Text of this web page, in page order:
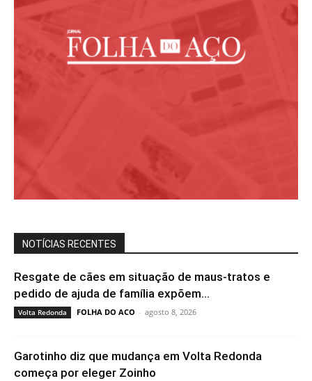
NOTÍCIAS RECENTES
Resgate de cães em situação de maus-tratos e
pedido de ajuda de família expõem...
Volta Redonda FOLHA DO ACO - agosto 8, 2026
Garotinho diz que mudança em Volta Redonda
começa por eleger Zoinho